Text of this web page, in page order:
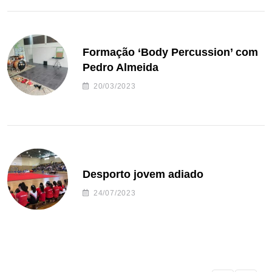
Formação ‘Body Percussion’ com
Pedro Almeida
20/03/2023
Desporto jovem adiado
24/07/2023